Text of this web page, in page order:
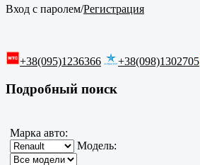
Вход с паролем/Регистрация
+38(095)1236366 +38(098)1302705
Подробный поиск
Марка авто:
Модель: